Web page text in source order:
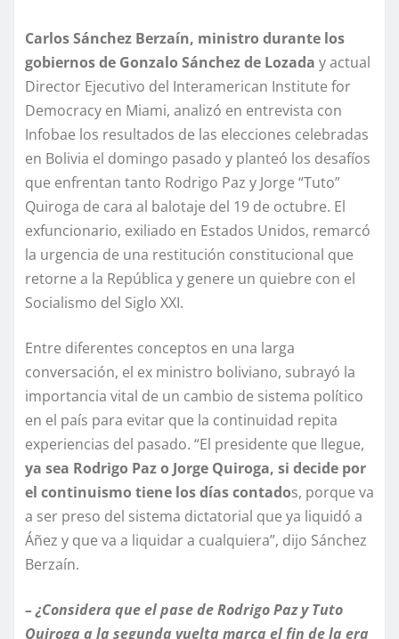
Carlos Sánchez Berzaín, ministro durante los
gobiernos de Gonzalo Sánchez de Lozada y actual
Director Ejecutivo del Interamerican Institute for
Democracy en Miami, analizó en entrevista con
Infobae los resultados de las elecciones celebradas
en Bolivia el domingo pasado y planteó los desafíos
que enfrentan tanto Rodrigo Paz y Jorge “Tuto”
Quiroga de cara al balotaje del 19 de octubre. El
exfuncionario, exiliado en Estados Unidos, remarcó
la urgencia de una restitución constitucional que
retorne a la República y genere un quiebre con el
Socialismo del Siglo XXI.
Entre diferentes conceptos en una larga
conversación, el ex ministro boliviano, subrayó la
importancia vital de un cambio de sistema político
en el país para evitar que la continuidad repita
experiencias del pasado. “El presidente que llegue,
ya sea Rodrigo Paz o Jorge Quiroga, si decide por
el continuismo tiene los días contados, porque va
a ser preso del sistema dictatorial que ya liquidó a
Áñez y que va a liquidar a cualquiera”, dijo Sánchez
Berzaín.
– ¿Considera que el pase de Rodrigo Paz y Tuto
Quiroga a la segunda vuelta marca el fin de la era